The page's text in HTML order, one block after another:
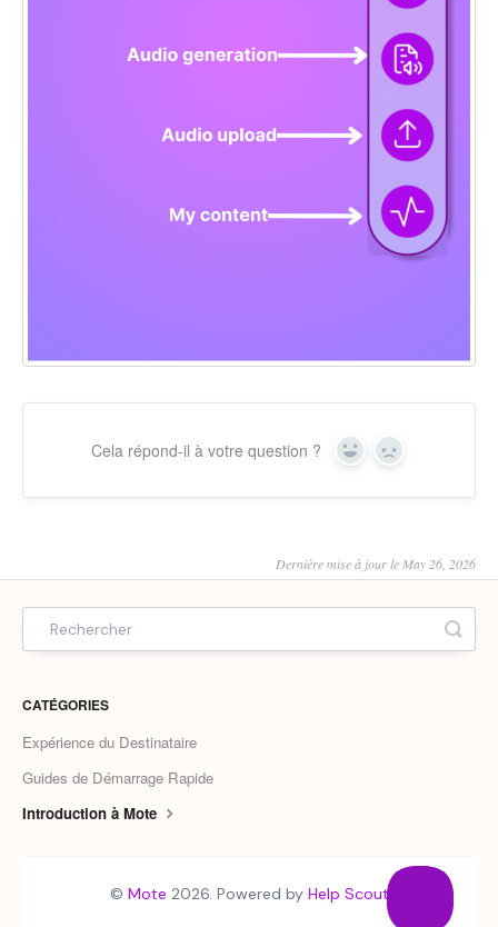
Cela répond-il à votre question ? Yes No
Dernière mise à jour le May 26, 2026
CATÉGORIES
Expérience du Destinataire
Guides de Démarrage Rapide
Introduction à Mote
© Mote 2026. Powered by Help Scout